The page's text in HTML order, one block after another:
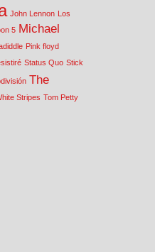
John Lennon Los
5 Michael
Pink floyd
Status Quo Stick
The
Stripes Tom Petty